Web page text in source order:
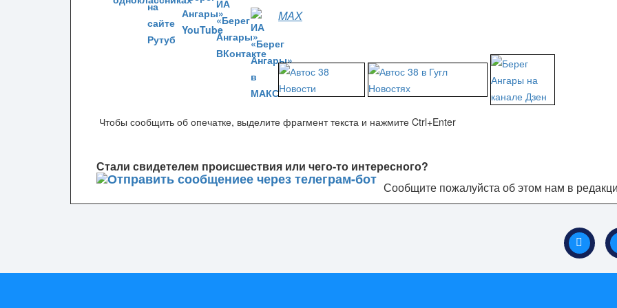
MAX
Стали свидетелем происшествия или чего-то интересного?
Сообщите пожалуйста об этом нам в
Чтобы сообщить об опечатке, выделите фрагмент текста и нажмите Ctrl+Enter